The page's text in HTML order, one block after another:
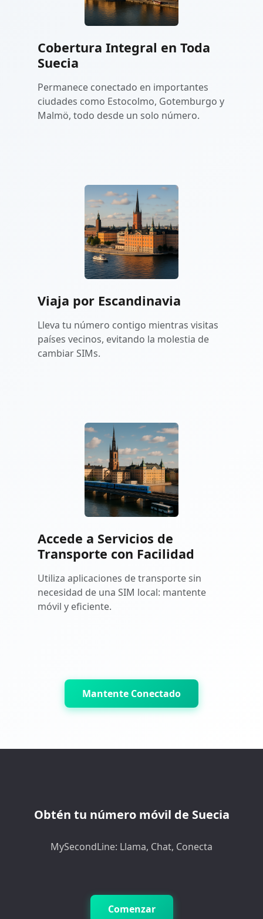
Cobertura Integral en Toda
Suecia
Permanece conectado en importantes
ciudades como Estocolmo, Gotemburgo y
Malmö, todo desde un solo número.
Viaja por Escandinavia
Lleva tu número contigo mientras visitas
países vecinos, evitando la molestia de
cambiar SIMs.
Accede a Servicios de
Transporte con Facilidad
Utiliza aplicaciones de transporte sin
necesidad de una SIM local: mantente
móvil y eficiente.
Mantente Conectado
Obtén tu número móvil de Suecia
MySecondLine: Llama, Chat, Conecta
Comenzar